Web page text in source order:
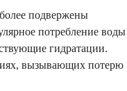
подвержены
потребление воды
гидратации.
вызывающих потерю